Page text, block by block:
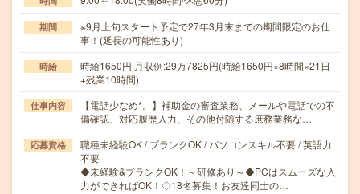
期間
※9月上旬スタート予定で27年3月末までの期間限定のお仕
事！(延長の可能性あり)
時給
時給1650円 月収例:29万7825円(時給1650円×8時間×21日
+残業10時間)
仕事内容
【電話少なめ*。】補助金の審査業務、メールや電話での不
備確認、対応履歴入力、その他付随する庶務業務な…
応募資格
職種未経験OK / ブランクOK / パソコンスキル不要 / 英語力
不要
◆未経験&ブランクOK！～研修あり～◆PCはスムーズな入
力ができればOK！◇18名募集！お友達同士の…